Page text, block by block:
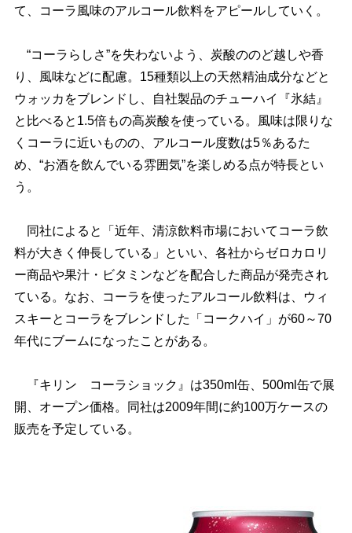
て、コーラ風味のアルコール飲料をアピールしていく。
“コーラらしさ”を失わないよう、炭酸ののど越しや香
り、風味などに配慮。15種類以上の天然精油成分などと
ウォッカをブレンドし、自社製品のチューハイ『氷結』
と比べると1.5倍もの高炭酸を使っている。風味は限りな
くコーラに近いものの、アルコール度数は5％あるた
め、“お酒を飲んでいる雰囲気”を楽しめる点が特長とい
う。
同社によると「近年、清涼飲料市場においてコーラ飲
料が大きく伸長している」といい、各社からゼロカロリ
ー商品や果汁・ビタミンなどを配合した商品が発売され
ている。なお、コーラを使ったアルコール飲料は、ウィ
スキーとコーラをブレンドした「コークハイ」が60～70
年代にブームになったことがある。
『キリン コーラショック』は350ml缶、500ml缶で展
開、オープン価格。同社は2009年間に約100万ケースの
販売を予定している。